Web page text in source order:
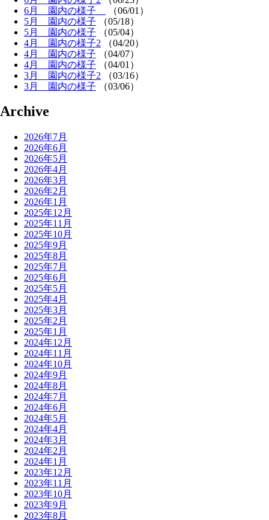
6月 園内の様子
（06/01）
5月 園内の様子
（05/18）
5月 園内の様子
（05/04）
4月 園内の様子2
（04/20）
4月 園内の様子
（04/07）
4月 園内の様子
（04/01）
3月 園内の様子2
（03/16）
3月 園内の様子
（03/06）
Archive
2026年7月
2026年6月
2026年5月
2026年4月
2026年3月
2026年2月
2026年1月
2025年12月
2025年11月
2025年10月
2025年9月
2025年8月
2025年7月
2025年6月
2025年5月
2025年4月
2025年3月
2025年2月
2025年1月
2024年12月
2024年11月
2024年10月
2024年9月
2024年8月
2024年7月
2024年6月
2024年5月
2024年4月
2024年3月
2024年2月
2024年1月
2023年12月
2023年11月
2023年10月
2023年9月
2023年8月